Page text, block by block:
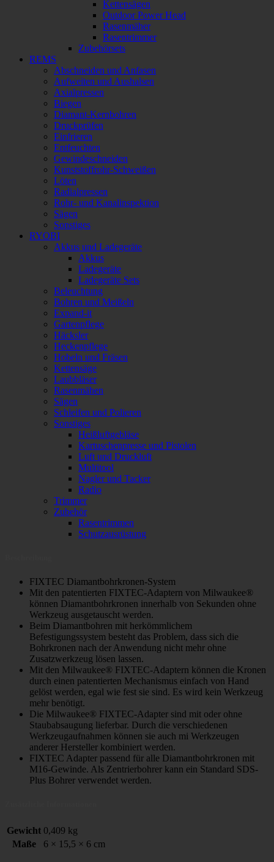
Kettensägen
Outdoor Power Head
Rasenmäher
Rasentrimmer
Zubehörsets
REMS
Abschneiden und Anfasen
Aufweiten und Aushalsen
Axialpressen
Biegen
Diamant-Kernbohren
Druckprüfen
Einfrieren
Entfeuchten
Gewindeschneiden
Kunststoffrohr-Schweißen
Löten
Radialpressen
Rohr- und Kanalinspektion
Sägen
Sonstiges
RYOBI
Akkus und Ladegeräte
Akkus
Ladegeräte
Ladegeräte Sets
Beleuchtung
Bohren und Meißeln
Expand-it
Gartenpflege
Häcksler
Heckenpflege
Hobeln und Fräsen
Kettensäge
Laubbläser
Rasenmähen
Sägen
Schleifen und Polieren
Sonstiges
Heißluftgebläse
Kartuschenpresse und Pistolen
Luft und Druckluft
Multitool
Nagler und Tacker
Radio
Trimmer
Zubehör
Rasentrimmen
Schutzausrüstung
FIXTEC Diamantbohrkronen-System
Mit den patentierten FIXTEC-Adaptern von Milwaukee®
können Diamantbohrkronen innerhalb von Sekunden ohne
Werkzeug ausgetauscht werden.
Beim Diamantbohren mit herkömmlichem
Befestigungssystem besteht das Problem, dass sich die
Bohrkronen nach der Anwendung nicht mehr ohne
Zusatzwerkzeug lösen lassen.
Mit den Milwaukee® FIXTEC-Adaptern können die Kronen
durch einen patentierten Mechanismus einfach von Hand
gelöst werden, egal wie fest sie sind. Es wird kein Werkzeug
mehr benötigt.
Die Milwaukee® FIXTEC-Adapter sind mit oder ohne
Staubabsaugung lieferbar. Durch die verschiedenen
Werkzeugaufnahmen können sie auch mi Werkzeugen
anderer Hersteller kombiniert werden.
FIXTEC Adapter passend für alle Diamantbohrkronen mit
M16-Gewinde. Als Zentrierbohrer kann ein Standard SDS-
Plus Bohrer verwendet werden.
Gewicht 0,409 kg
Maße
6 × 15,5 × 6 cm